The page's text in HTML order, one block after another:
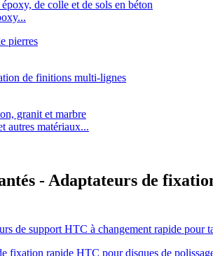
autres matériaux...
- Adaptateurs de